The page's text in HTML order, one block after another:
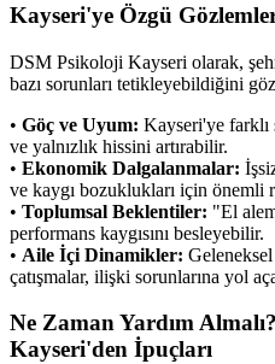
Kayseri'ye Özgü
DSM Psikoloji Kayseri olarak,
bazı sorunları tetikleyebildiğini
• Göç ve Uyum: Kayseri'ye farklı
ve yalnızlık hissini artırabilir.
• Ekonomik Dalgalanmalar:
ve kaygı bozuklukları için önemli
• Toplumsal Beklentiler: "El
performans kaygısını besleyebilir.
• Aile İçi Dinamikler:
çatışmalar, ilişki sorunlarına yol
Ne Zaman Yardım
Kayseri'den İpuçları